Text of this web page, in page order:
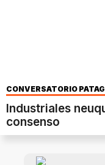
CONVERSATORIO
Industriales
consenso